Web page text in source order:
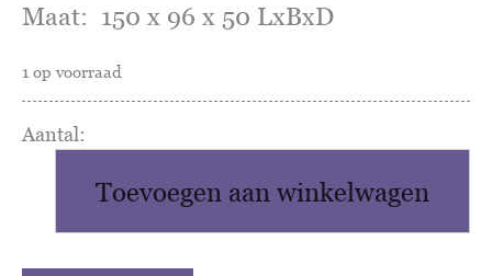
Maat: 150 x 96 x 50 LxBxD
1 op voorraad
empire
Toevoegen aan winkelwagen